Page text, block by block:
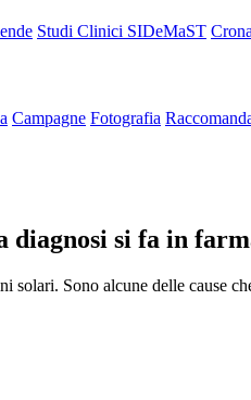
Studi Clinici SIDeMaST
Campagne Fotografia
diagnosi si fa in
Sono alcune delle cause